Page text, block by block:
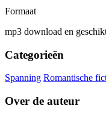
Formaat
mp3 download en
Categorieën
Spanning Romantische
Over de auteur